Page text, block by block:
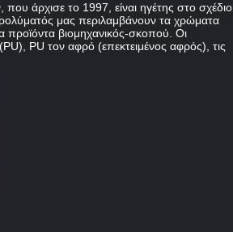
άρχισε το 1997, είναι ηγέτης στο σχέδιο,
μας περιλαμβάνουν τα χρώματα
προϊόντα βιομηχανικός-σκοπού. Οι
PU τον αφρό (επεκτειμένος αφρός), τις